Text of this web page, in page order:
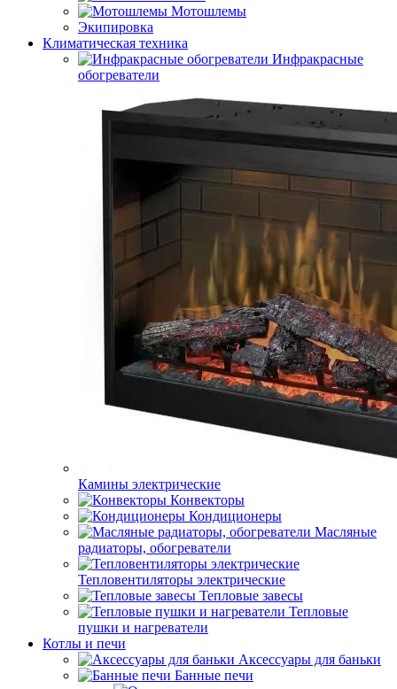
Мотошлемы
Экипировка
Климатическая техника
Инфракрасные
обогреватели
Камины электрические
Конвекторы
Кондиционеры
Масляные
радиаторы, обогреватели
Тепловентиляторы электрические
Тепловые завесы
Тепловые
пушки и нагреватели
Котлы и печи
Аксессуары для баньки
Банные печи